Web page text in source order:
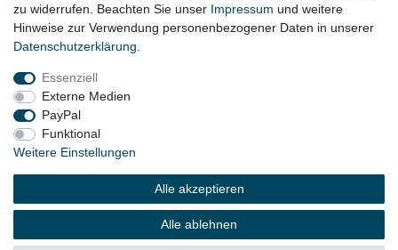
zu widerrufen. Beachten Sie unser Impressum und weitere
Hinweise zur Verwendung personenbezogener Daten in unserer
Daten­schutz­erklärung
Essenziell
Externe Medien
PayPal
Funktional
Weitere Einstellungen
Alle akzeptieren
Alle ablehnen
Impressum
Widerrufs­recht
© Copyright 2026 | Alle Rechte vorbehalten.